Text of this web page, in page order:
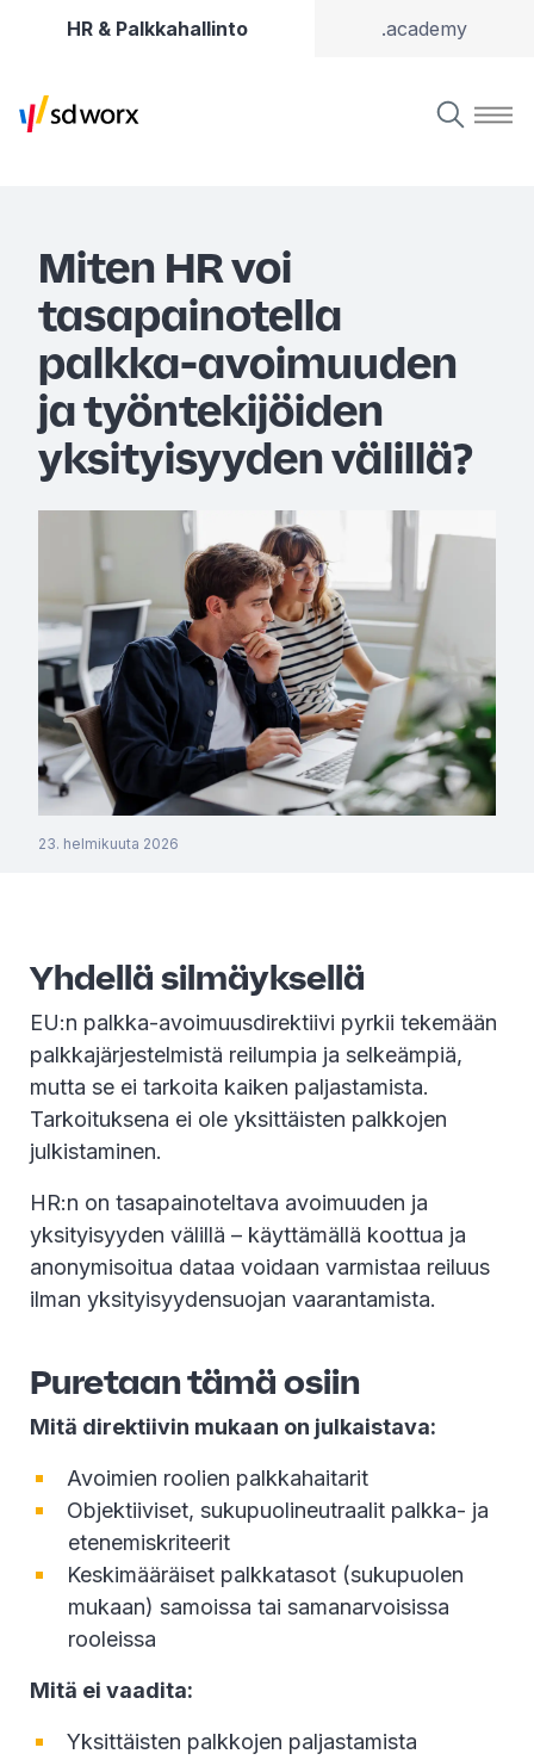
HR & Palkkahallinto .academy
Miten HR voi
tasapainotella
palkka-avoimuuden
ja työntekijöiden
yksityisyyden välillä?
23. helmikuuta 2026
Yhdellä silmäyksellä
EU:n palkka-avoimuusdirektiivi pyrkii tekemään
palkkajärjestelmistä reilumpia ja selkeämpiä,
mutta se ei tarkoita kaiken paljastamista.
Tarkoituksena ei ole yksittäisten palkkojen
julkistaminen.
HR:n on tasapainoteltava avoimuuden ja
yksityisyyden välillä – käyttämällä koottua ja
anonymisoitua dataa voidaan varmistaa reiluus
ilman yksityisyydensuojan vaarantamista.
Puretaan tämä osiin
Mitä direktiivin mukaan on julkaistava:
Avoimien roolien palkkahaitarit
Objektiiviset, sukupuolineutraalit palkka- ja
etenemiskriteerit
Keskimääräiset palkkatasot (sukupuolen
mukaan) samoissa tai samanarvoisissa
rooleissa
Mitä ei vaadita:
Yksittäisten palkkojen paljastamista